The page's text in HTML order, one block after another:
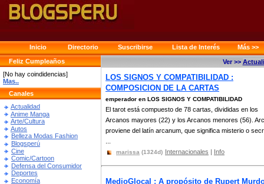
Inicio Directorio Suscribirse Lista de Interés
Más >>
Feliz Cumpleaños
[No hay coindidencias]
Mas..
Canales
Actualidad
Anime Manga
Arte/Cultura
Autos
Belleza Modas Fashion
Blogsperú
Cine
Comic/Cartoon
Defensa del Consumidor
Deportes
Economía
Ver >>
LOS SIGNOS Y COMPATIBILIDAD :
COMPOSICION DE LA CARTAS
emperador en LOS SIGNOS Y COMPATIBILIDAD
El tarot está compuesto de 78 cartas, divididas en los
Arcanos mayores (22) y los Arcanos menores (56).
proviene del latín arcanum, que significa misterio o
marissa (1324d) Internacionales | Info
MedioGlocal : A propósito de Rupert